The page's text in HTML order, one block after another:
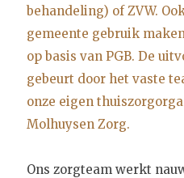
behandeling) of ZVW.
gemeente gebruik
op basis van PGB. De
gebeurt door het vaste
onze eigen
Molhuysen Zorg.
Ons zorgteam werkt